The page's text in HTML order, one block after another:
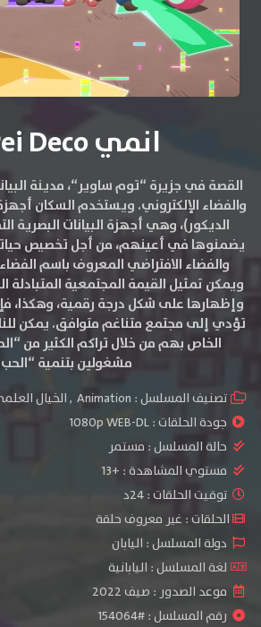
انمي Yurei Deco
القصة في جزيرة “توم ساوير“، مدينة
والفضاء الإلكتروني. ويستخدم السكان
الديكور)، وهي أجهزة البيانات البصرية
يضمنوها في أعينهم، من أجل تخصيص
والفضاء الافتراضي المعروف باسم
ويمكن تمثيل القيمة المجتمعية
وإظهارها على شكل درجة رقمية، وهكذا،
تؤدي إلى مجتمع متناغم متوافق. يمكن
الخاص بهم من خلال تراكم الكثير من
مشغولين بتنمية
تصنيف المسلسل : Animation
,الخيال
جودة الحلقات :1080p WEB-DL
حالة المسلسل : مستمر
مستوي المشاهدة : +13
توقيت الحلقات : 24د
الحلقات : غير معروف حلقة
دولة المسلسل : اليابان
لغة المسلسل : اليابانية
موعد الصدور : صيف 2022
رقم المسلسل : #154064